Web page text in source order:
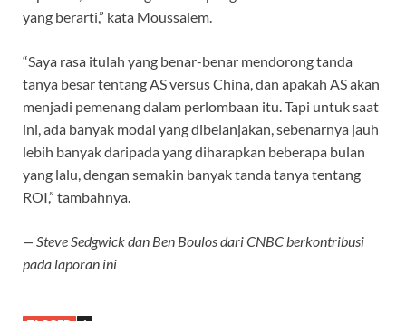
yang berarti,” kata Moussalem.
“Saya rasa itulah yang benar-benar mendorong tanda
tanya besar tentang AS versus China, dan apakah AS akan
menjadi pemenang dalam perlombaan itu. Tapi untuk saat
ini, ada banyak modal yang dibelanjakan, sebenarnya jauh
lebih banyak daripada yang diharapkan beberapa bulan
yang lalu, dengan semakin banyak tanda tanya tentang
ROI,” tambahnya.
— Steve Sedgwick dan Ben Boulos dari CNBC berkontribusi
pada laporan ini